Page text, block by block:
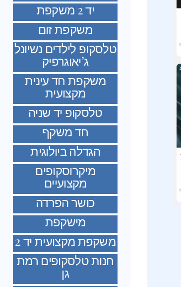
יד 2 משקפת
משקפת זום
טלסקופ לילדים נשיונל
ג’יאוגרפיק
משקפת חד עינית
מקצועית
טלסקופ יד שניה
חד משקף
הגדלה ביולוגית
מיקרוסקופים
מקצועיים
כושר הפרדה
מישקפת
משקפת מקצועית יד 2
חנות טלסקופים רמת
גן